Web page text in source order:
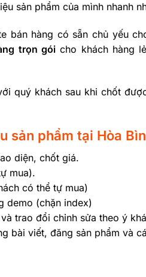
sản phẩm của mình nhanh
bán hàng có sẵn chủ yếu
trọn góicho khách hàng
quý khách sau khi chốt
phẩm tại Hòa
diện, chốt giá.
mua).
có thể tự mua)
demo (chặn index)
trao đổi chỉnh sửa theo ý
bài viết, đăng sản phẩm và